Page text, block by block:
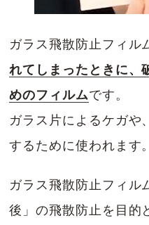
ガラス飛散防止フィル
れてしまったときに、
めのフィルムです。
ガラス片によるケガや
するために使われます。
ガラス飛散防止フィル
後」の飛散防止を目的